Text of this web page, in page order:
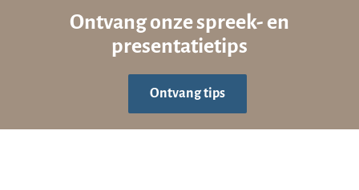
Ontvang onze spreek- en
presentatietips
Ontvang tips